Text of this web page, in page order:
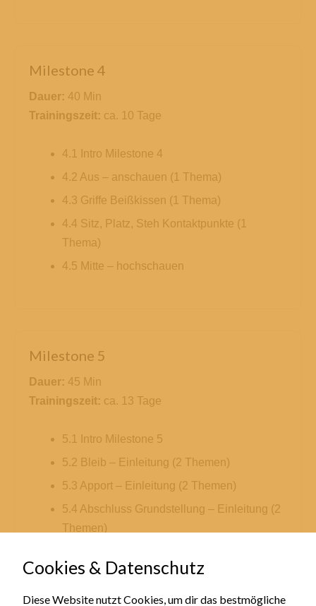
Milestone 4
Dauer: 40 Min
Trainingszeit: ca. 10 Tage
4.1 Intro Milestone 4
4.2 Aus – anschauen (1 Thema)
4.3 Griffe Beißkissen (1 Thema)
4.4 Sitz, Platz, Steh Kontaktpunkte (1
Thema)
4.5 Mitte – hochschauen
Milestone 5
Dauer: 45 Min
Trainingszeit: ca. 13 Tage
5.1 Intro Milestone 5
5.2 Bleib – Einleitung (2 Themen)
5.3 Apport – Einleitung (2 Themen)
5.4 Abschluss Grundstellung – Einleitung (2
Themen)
5.6 Aus anschauen Beute – Intro (1 Thema)
Cookies & Datenschutz
Diese Website nutzt Cookies, um dir das bestmögliche